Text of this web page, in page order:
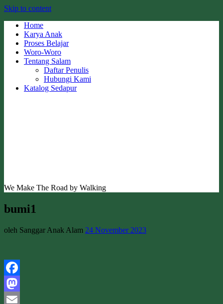
Skip to content
Home
Karya Anak
Proses Belajar
Woro-Woro
Tentang Salam
Daftar Penulis
Hubungi Kami
Katalog Sedapur
We Make The Road by Walking
bumi1
oleh Sanggar Anak Alam 24 November 2023
Facebook
Mastodon